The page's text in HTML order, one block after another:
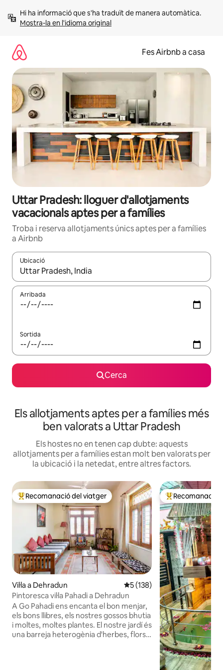
Mostra-la en l'idioma original
Fes Airbnb a casa
Uttar Pradesh: lloguer d'allotjaments
vacacionals aptes per a famílies
Troba i reserva allotjaments únics aptes per a famílies
a Airbnb
Ubicació
Quan els resultats estiguin disponibles, podràs navegar-hi a
Arribada
Sortida
Cerca
Els allotjaments aptes per a famílies més
ben valorats a Uttar Pradesh
Els hostes no en tenen cap dubte: aquests
allotjaments per a famílies estan molt ben valorats per
la ubicació i la netedat, entre altres factors.
Principals recomanacions dels viatgers
Recomanació del viatger
Vil·la a Dehradun 5 de puntuació mitjana d'un
5 (138)
Pintoresca vil·la Pahadi a Dehradun
A Go Pahadi ens encanta el bon menjar,
els bons llibres, els nostres gossos bhutia
i moltes, moltes plantes. El nostre jardí és
una barreja heterogènia d'herbes, flors,
Principals
Recomanació